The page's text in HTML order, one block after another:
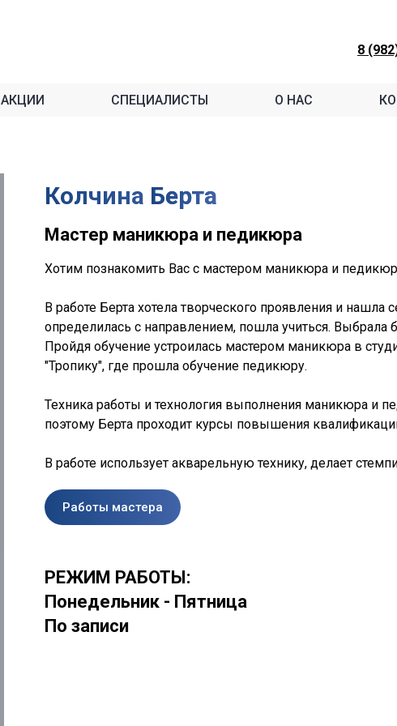
8
АКЦИИ СПЕЦИАЛИСТЫ О НАС
Колчина Берта
Мастер маникюра и педикюра
Хотим познакомить Вас с мастером маникюра и
В работе Берта хотела творческого проявления и нашла
определилась с направлением, пошла учиться.
Пройдя обучение устроилась мастером маникюра в
"Тропику", где прошла обучение педикюру.
Техника работы и технология выполнения маникюра и
поэтому Берта проходит курсы повышения
В работе использует акварельную технику, делает
Работы мастера
РЕЖИМ РАБОТЫ:
Понедельник - Пятница
По записи